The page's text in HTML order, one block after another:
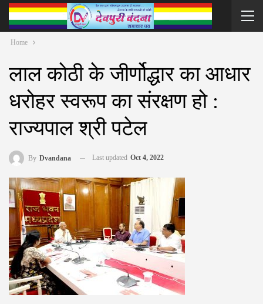
Home
लाल कोठी के जीर्णोद्धार का आधार
धरोहर स्वरूप का संरक्षण हो :
राज्यपाल श्री पटेल
By Dvandana Last updated Oct 4, 2022